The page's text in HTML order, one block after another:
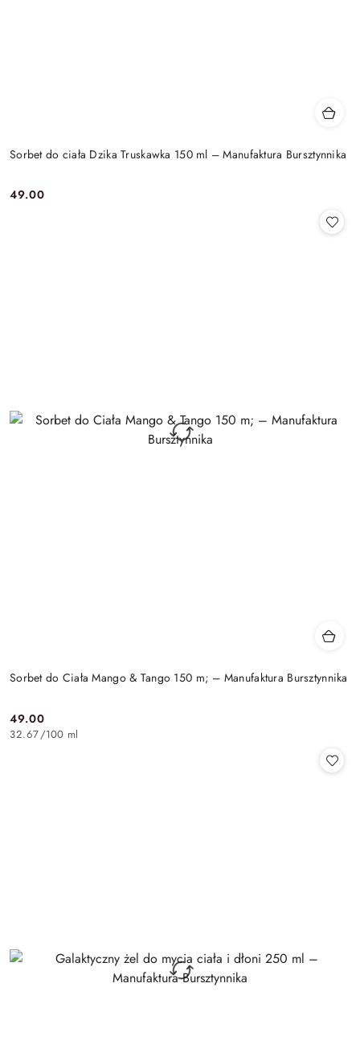
Sorbet do ciała Dzika Truskawka 150 ml – Manufaktura Bursztynnika
Cena:
49.00
Sorbet do Ciała Mango & Tango 150 m; – Manufaktura Bursztynnika
Cena:
49.00
32.67/100 ml